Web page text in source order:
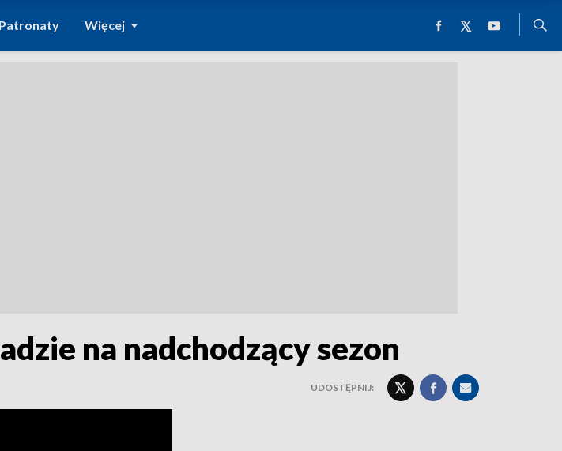
Patronaty Więcej
na nadchodzący sezon
UDOSTĘPNIJ: